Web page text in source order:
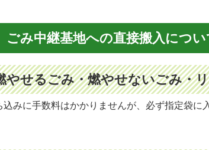
ごみ中継基地への直接搬入につい
やせるごみ・燃やせないごみ・
込みに手数料はかかりませんが、必ず指定袋に